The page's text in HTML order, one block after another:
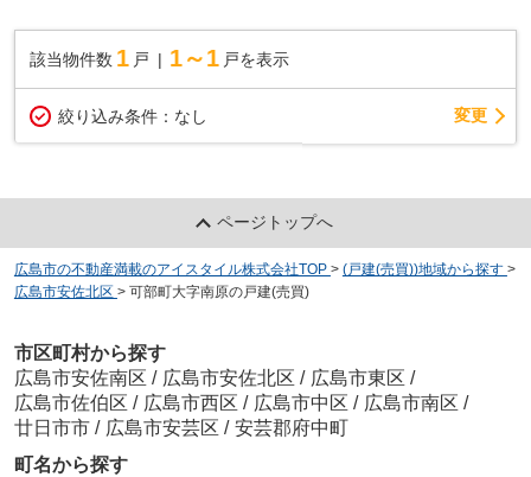
該当物件数 1 戸 1～1 戸を表示
絞り込み条件： なし 変更
ページトップへ
広島市の不動産満載のアイスタイル株式会社TOP > (戸建(売買))地域から探す >
広島市安佐北区 > 可部町大字南原の戸建(売買)
市区町村から探す
広島市安佐南区 / 広島市安佐北区 / 広島市東区 /
広島市佐伯区 / 広島市西区 / 広島市中区 / 広島市南区 /
廿日市市 / 広島市安芸区 / 安芸郡府中町
町名から探す